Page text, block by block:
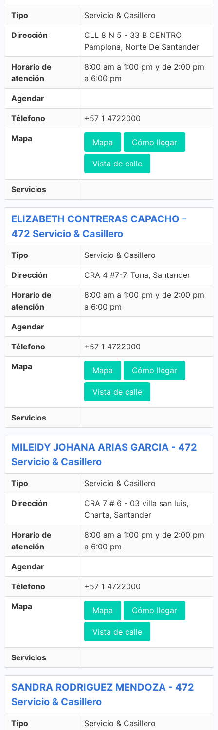
Tipo Servicio & Casillero
Dirección
CLL 8 N 5 - 33 B CENTRO,
Pamplona, Norte De Santander
Horario de
atención
8:00 am a 1:00 pm y de 2:00 pm
a 6:00 pm
Agendar
Télefono +57 1 4722000
Mapa Mapa Cómo llegar
Vista de calle
Servicios
ELIZABETH CONTRERAS CAPACHO -
472 Servicio & Casillero
Tipo Servicio & Casillero
Dirección CRA 4 #7-7, Tona, Santander
Horario de
atención
8:00 am a 1:00 pm y de 2:00 pm
a 6:00 pm
Agendar
Télefono +57 1 4722000
Mapa Mapa Cómo llegar
Vista de calle
Servicios
MILEIDY JOHANA ARIAS GARCIA - 472
Servicio & Casillero
Tipo Servicio & Casillero
Dirección
CRA 7 # 6 - 03 villa san luis,
Charta, Santander
Horario de
atención
8:00 am a 1:00 pm y de 2:00 pm
a 6:00 pm
Agendar
Télefono +57 1 4722000
Mapa Mapa Cómo llegar
Vista de calle
Servicios
SANDRA RODRIGUEZ MENDOZA - 472
Servicio & Casillero
Tipo Servicio & Casillero